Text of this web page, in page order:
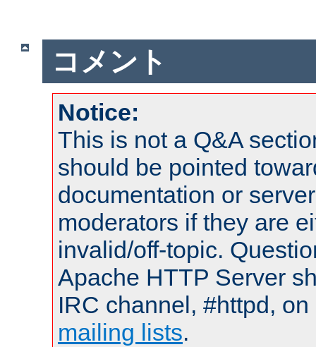
コメント
Notice:
This is not a Q&A
should be pointed
documentation or
moderators if they are
invalid/off-topic.
Apache HTTP Server
IRC channel, #httpd,
mailing lists.